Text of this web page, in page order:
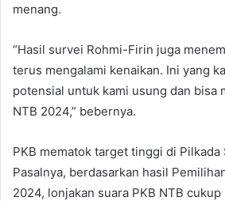
menang.
“Hasil survei Rohmi-Firin juga
terus mengalami kenaikan. Ini yang
potensial untuk kami usung dan bisa
NTB 2024,” bebernya.
PKB mematok target tinggi di Pilkada
Pasalnya, berdasarkan hasil
2024, lonjakan suara PKB NTB